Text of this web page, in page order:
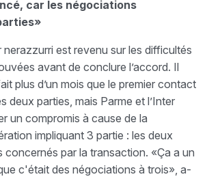
car les négociations
est revenu sur les difficultés
avant de conclure l’accord. Il
plus d’un mois que le premier contact
deux parties, mais Parme et l’Inter
un compromis à cause de la
impliquant 3 partie : les deux
concernés par la transaction. «Ça a un
c'était des négociations à trois», a-